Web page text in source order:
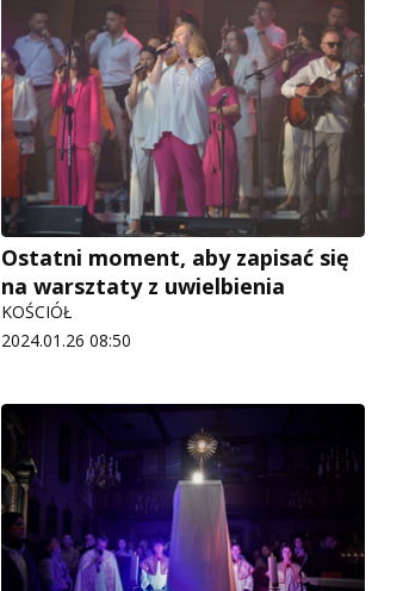
Ostatni moment, aby zapisać się
na warsztaty z uwielbienia
KOŚCIÓŁ
2024.01.26 08:50